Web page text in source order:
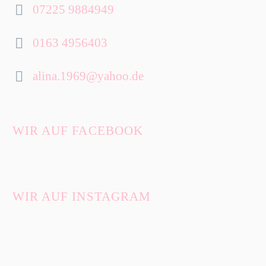

 07225 9884949

 0163 4956403

 alina.1969@yahoo.de
WIR AUF FACEBOOK
WIR AUF INSTAGRAM